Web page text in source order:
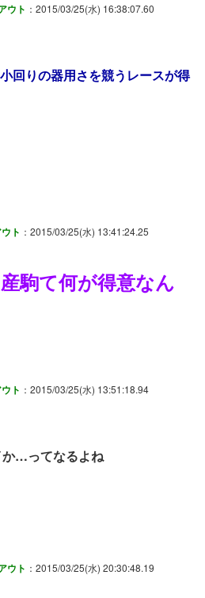
ウト ：2015/03/25(水) 16:38:07.60
回りの器用さを競うレースが得
ト ：2015/03/25(水) 13:41:24.25
駒て何が得意なん
ト ：2015/03/25(水) 13:51:18.94
…ってなるよね
ウト ：2015/03/25(水) 20:30:48.19